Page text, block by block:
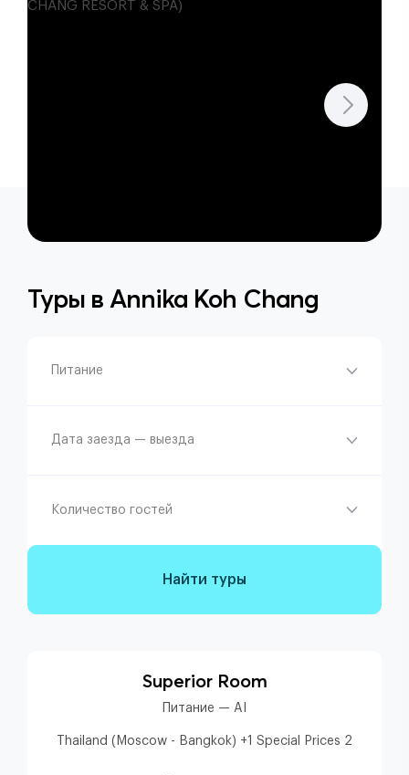
Туры в Annika Koh Chang
Питание
Дата заезда — выезда
Количество гостей
Найти туры
Superior Room
Питание — AI
Thailand (Moscow - Bangkok) +1 Special Prices 2